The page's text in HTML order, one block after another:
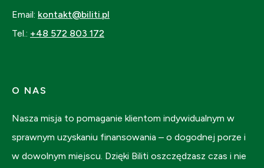
Email: kontakt@biliti.pl
Tel.: +48 572 803 172
O NAS
Nasza misja to pomaganie klientom indywidualnym w
sprawnym uzyskaniu finansowania – o dogodnej porze i
w dowolnym miejscu. Dzięki Biliti oszczędzasz czas i nie